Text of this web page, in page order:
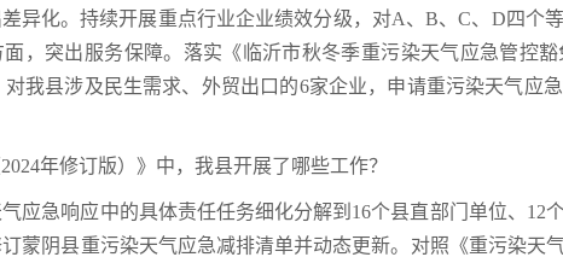
异化。持续开展重点行业企业绩效分级，对A、B、C、D四个
，突出服务保障。落实《临沂市秋冬季重污染天气应急管控
我县涉及民生需求、外贸出口的6家企业，申请重污染天气应
年修订版）》中，我县开展了哪些工作？
应急响应中的具体责任任务细化分解到16个县直部门单位、12
蒙阴县重污染天气应急减排清单并动态更新。对照《重污染天